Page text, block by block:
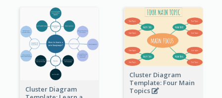
Cluster Diagram
Cluster Diagram
Template: Four Main
Topics